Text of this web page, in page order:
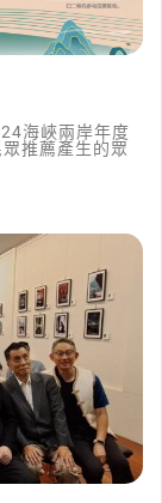
海峽兩岸年度
推薦產生的眾